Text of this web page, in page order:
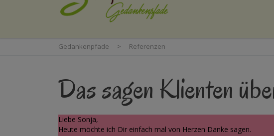
Gedankenpfade > Referenzen
Das sagen Klienten
Liebe Sonja,
Heute möchte ich Dir einfach mal von Herzen Danke sagen.